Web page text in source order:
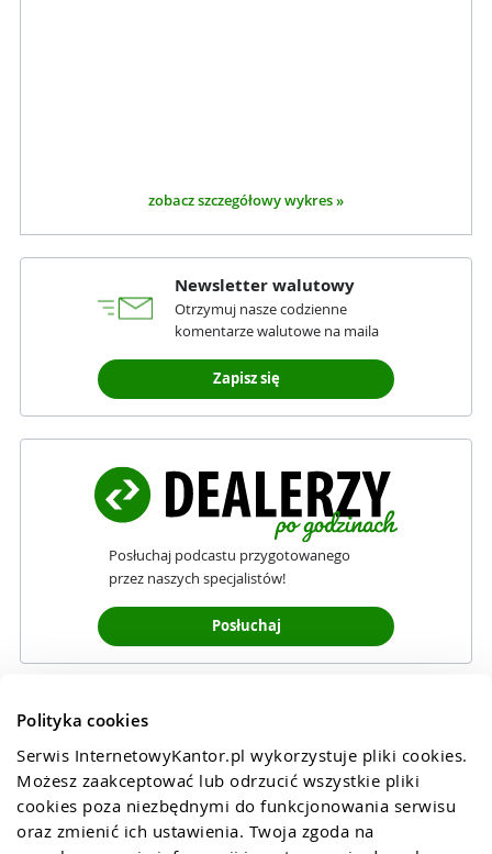
Polityka cookies
Serwis InternetowyKantor.pl wykorzystuje pliki cookies.
Możesz zaakceptować lub odrzucić wszystkie pliki
cookies poza niezbędnymi do funkcjonowania serwisu
oraz zmienić ich ustawienia. Twoja zgoda na
zobacz szczegółowy wykres »
Newsletter walutowy
Otrzymuj nasze codzienne
komentarze walutowe na maila
Zapisz się
Posłuchaj podcastu przygotowanego
przez naszych specjalistów!
Posłuchaj